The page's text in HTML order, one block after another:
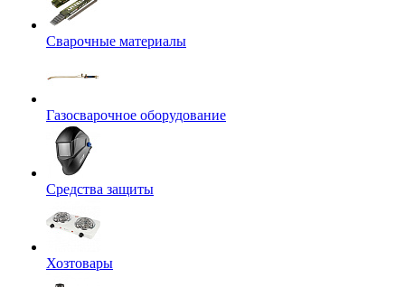
Сварочные материалы
Газосварочное оборудование
Средства защиты
Хозтовары